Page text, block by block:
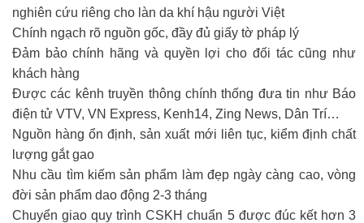
nghiên cứu riêng cho làn da khí hậu người Việt
Chính ngạch rõ nguồn gốc, đầy đủ giấy tờ pháp lý
Đảm bảo chính hãng và quyền lợi cho đối tác cũng như
khách hàng
Được các kênh truyền thông chính thống đưa tin như Báo
điện tử VTV, VN Express, Kenh14, Zing News, Dân Trí…
Nguồn hàng ổn định, sản xuất mới liên tục, kiểm định chất
lượng gắt gao
Nhu cầu tìm kiếm sản phẩm làm đẹp ngày càng cao, vòng
đời sản phẩm dao động 2-3 tháng
Chuyển giao quy trình CSKH chuẩn 5 được đúc kết hơn 3